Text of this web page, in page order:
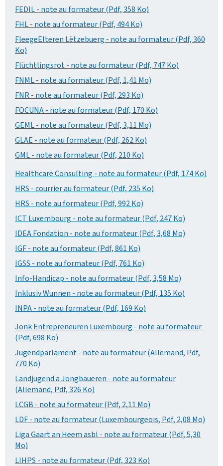
FEDIL - note au formateur (Pdf, 358 Ko)
FHL - note au formateur (Pdf, 494 Ko)
FleegeElteren Lëtzebuerg - note au formateur (Pdf, 360
Ko)
Flüchtlingsrot - note au formateur (Pdf, 747 Ko)
FNML - note au formateur (Pdf, 1,41 Mo)
FNR - note au formateur (Pdf, 293 Ko)
FOCUNA - note au formateur (Pdf, 170 Ko)
GEML - note au formateur (Pdf, 3,11 Mo)
GLAE - note au formateur (Pdf, 262 Ko)
GML - note au formateur (Pdf, 210 Ko)
Healthcare Consulting - note au formateur (Pdf, 174 Ko)
HRS - courrier au formateur (Pdf, 235 Ko)
HRS - note au formateur (Pdf, 992 Ko)
ICT Luxembourg - note au formateur (Pdf, 247 Ko)
IDEA Fondation - note au formateur (Pdf, 3,68 Mo)
IGF - note au formateur (Pdf, 861 Ko)
IGSS - note au formateur (Pdf, 761 Ko)
Info-Handicap - note au formateur (Pdf, 3,58 Mo)
Inklusiv Wunnen - note au formateur (Pdf, 135 Ko)
INPA - note au formateur (Pdf, 169 Ko)
Jonk Entrepreneuren Luxembourg - note au formateur
(Pdf, 698 Ko)
Jugendparlament - note au formateur (Allemand, Pdf,
770 Ko)
Landjugend a Jongbaueren - note au formateur
(Allemand, Pdf, 326 Ko)
LCGB - note au formateur (Pdf, 2,11 Mo)
LDF - note au formateur (Luxembourgeois, Pdf, 2,08 Mo)
Liga Gaart an Heem asbl - note au formateur (Pdf, 5,30
Mo)
LIHPS - note au formateur (Pdf, 323 Ko)